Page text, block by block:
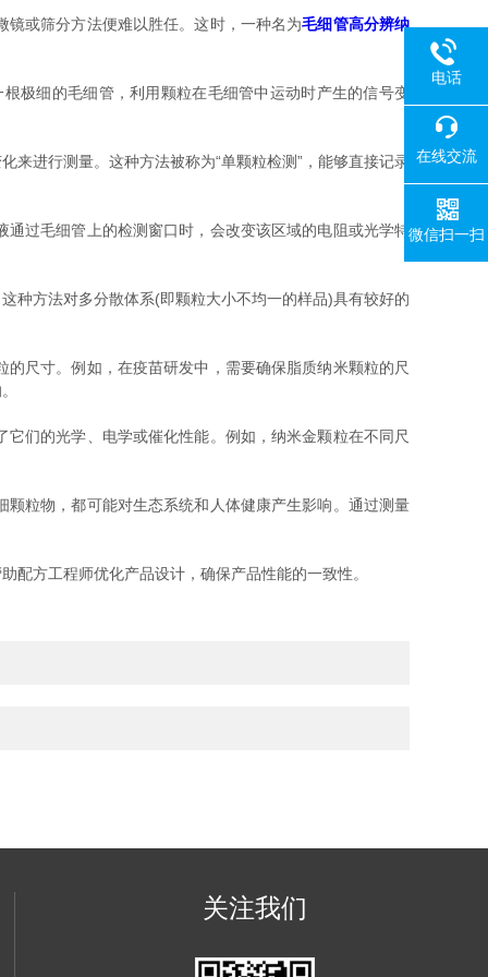
或筛分方法便难以胜任。这时，一种名为毛细管高分辨纳
细的毛细管，利用颗粒在毛细管中运动时产生的信号变
进行测量。这种方法被称为“单颗粒检测”，能够直接记录
过毛细管上的检测窗口时，会改变该区域的电阻或光学特
方法对多分散体系(即颗粒大小不均一的样品)具有较好的
尺寸。例如，在疫苗研发中，需要确保脂质纳米颗粒的尺
们的光学、电学或催化性能。例如，纳米金颗粒在不同尺
粒物，都可能对生态系统和人体健康产生影响。通过测量
配方工程师优化产品设计，确保产品性能的一致性。
关注我们
电话
在线交流
微信扫一扫